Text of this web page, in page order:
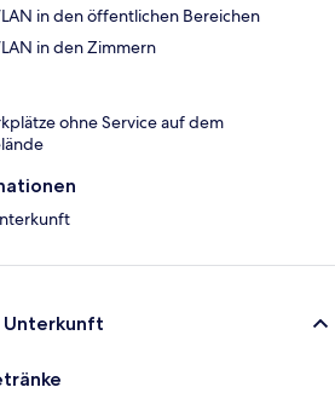
in den öffentlichen Bereichen
in den Zimmern
ohne Service auf dem